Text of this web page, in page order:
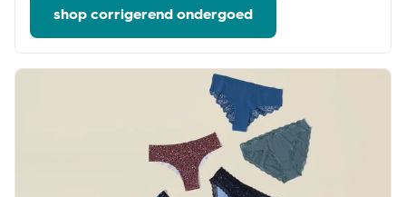
shop corrigerend ondergoed